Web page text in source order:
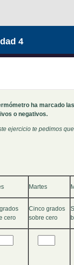
4
ha marcado
o negativos.
ejercicio te pedimos
Martes
cero
Cinco grados
sobre cero